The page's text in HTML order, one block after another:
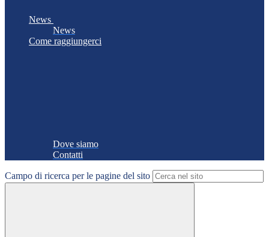
News
News
Come raggiungerci
Dove siamo
Contatti
Campo di ricerca per le pagine del sito